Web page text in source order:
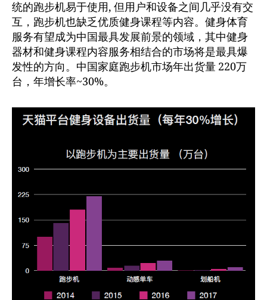
统的跑步机易于使用, 但用户和设备之间几乎没有交
互，跑步机也缺乏优质健身课程等内容。健身体育
服务有望成为中国最具发展前景的领域，其中健身
器材和健身课程内容服务相结合的市场将是最具爆
发性的方向。中国家庭跑步机市场年出货量 220万
台，年增长率~30%。